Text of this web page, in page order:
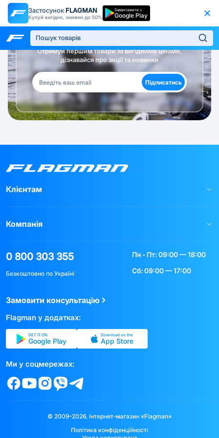
Застосунок FLAGMAN
Купуй вигідно, знижки до 50%
Завантажити з
Google Play
Будь в курсі!
Отримуй першим товари за вигідними цінами,
дізнавайся про акції та новинки
Підписатись
Клієнтам
Компанія
0 800 303 355
Безкоштовно по Україні
Пн - Пт: 09:00 — 18:00
Сб: 09:00 — 17:00
Замовити консультацію
Flagman у додатках:
GET IT ON
Google Play
Download on the
App Store
Ми у соцмережах:
© 2009–2026, Інтернет-магазин «Flagman»
Політика конфіденційності